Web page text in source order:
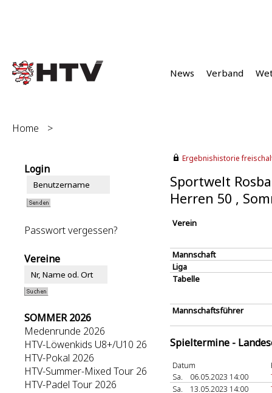
News Verband
Home >
Login
Passwort vergessen?
Vereine
SOMMER 2026
Medenrunde 2026
HTV-Löwenkids U8+/U10 26
HTV-Pokal 2026
HTV-Summer-Mixed Tour 26
HTV-Padel Tour 2026
Ergebnishistorie
Sportwelt
Herren 50 ,
Verein
Mannschaft
Liga
Tabelle
Mannschaftsführer
Spieltermine -
Datum
Sa.
06.05.2023 14:00
Sa.
13.05.2023 14:00